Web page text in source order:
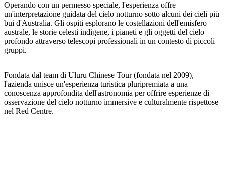
Cerca:
Sign
up
Operando con un permesso speciale, l'esperienza offre
un'interpretazione guidata del cielo notturno sotto alcuni dei cieli più
bui d'Australia. Gli ospiti esplorano le costellazioni dell'emisfero
australe, le storie celesti indigene, i pianeti e gli oggetti del cielo
profondo attraverso telescopi professionali in un contesto di piccoli
gruppi.
Fondata dal team di Uluru Chinese Tour (fondata nel 2009),
l'azienda unisce un'esperienza turistica pluripremiata a una
conoscenza approfondita dell'astronomia per offrire esperienze di
osservazione del cielo notturno immersive e culturalmente rispettose
nel Red Centre.